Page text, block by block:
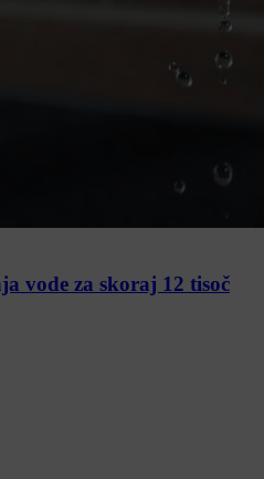
vode za skoraj 12 tisoč